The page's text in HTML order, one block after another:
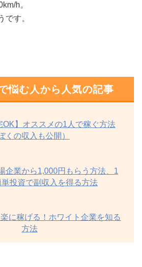
h。
です。
悩む人から人気の記事
OK】オススメの1人で稼ぐ方法
くの収入も公開）
企業から1,000円もらう方法、1
単投資で副収入を得る方法
に稼げる！ホワイト企業を知る
方法